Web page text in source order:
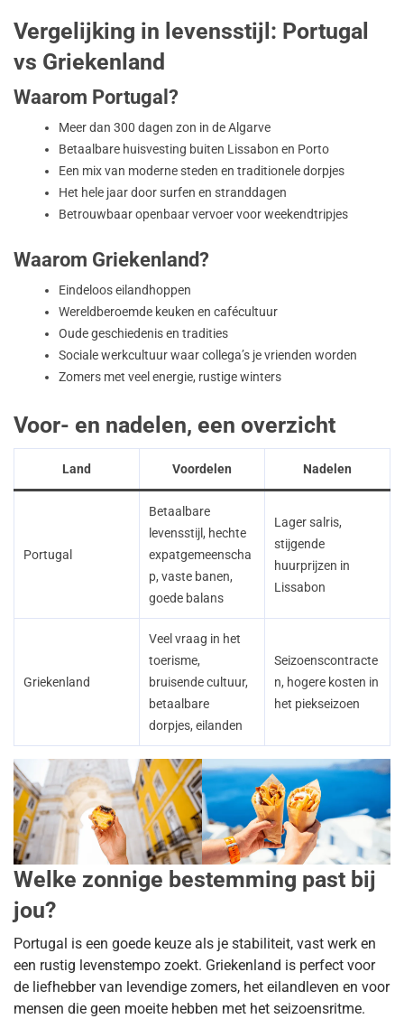
Vergelijking in levensstijl: Portugal
vs Griekenland
Waarom Portugal?
Meer dan 300 dagen zon in de Algarve
Betaalbare huisvesting buiten Lissabon en Porto
Een mix van moderne steden en traditionele dorpjes
Het hele jaar door surfen en stranddagen
Betrouwbaar openbaar vervoer voor weekendtripjes
Waarom Griekenland?
Eindeloos eilandhoppen
Wereldberoemde keuken en cafécultuur
Oude geschiedenis en tradities
Sociale werkcultuur waar collega’s je vrienden worden
Zomers met veel energie, rustige winters
Voor- en nadelen, een overzicht
Land Voordelen Nadelen
Portugal
Betaalbare
levensstijl, hechte
expatgemeenscha
p, vaste banen,
goede balans
Lager salris,
stijgende
huurprijzen in
Lissabon
Griekenland
Veel vraag in het
toerisme,
bruisende cultuur,
betaalbare
dorpjes, eilanden
Seizoenscontracte
n, hogere kosten in
het piekseizoen
Welke zonnige bestemming past bij
jou?
Portugal is een goede keuze als je stabiliteit, vast werk en
een rustig levenstempo zoekt. Griekenland is perfect voor
de liefhebber van levendige zomers, het eilandleven en voor
mensen die geen moeite hebben met het seizoensritme.